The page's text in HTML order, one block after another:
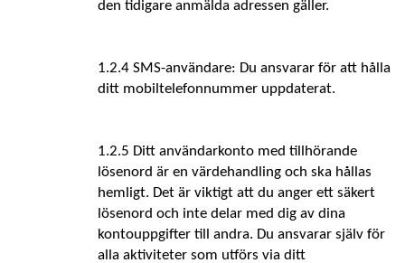
den tidigare anmälda adressen gäller.
1.2.4 SMS-användare: Du ansvarar för att hålla
ditt mobiltelefonnummer uppdaterat.
1.2.5 Ditt användarkonto med tillhörande
lösenord är en värdehandling och ska hållas
hemligt. Det är viktigt att du anger ett säkert
lösenord och inte delar med dig av dina
kontouppgifter till andra. Du ansvarar själv för
alla aktiviteter som utförs via ditt